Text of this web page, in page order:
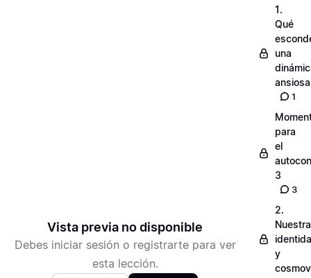
Vista previa no disponible
Debes iniciar sesión o registrarte para ver
esta lección.
1.
Qué
una
1
para
el
3
3
2.
Nuestra
y